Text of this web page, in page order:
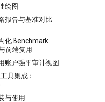
绘图
报告与基准对比
化 Benchmark
前端复用
账户强平审计视图
具集成：
与使用